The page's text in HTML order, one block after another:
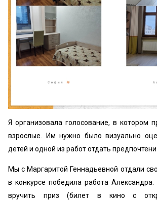
Я организовала голосование, в котором
взрослые. Им нужно было визуально
детей и одной из работ отдать
Мы с Маргаритой Геннадьевной отдали
в конкурсе победила работа
вручить приз (билет в кино с